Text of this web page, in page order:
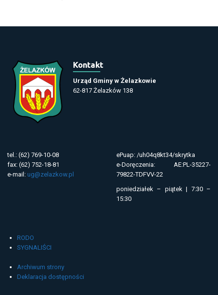
Kontakt
Urząd Gminy w Żelazkowie
62-817 Żelazków 138
tel.: (62) 769-10-08
fax: (62) 752-18-81
e-mail: ug@zelazkow.pl
ePuap: /uh04q8kt34/skrytka
e-Doręczenia: AE:PL-35227-
79822-TDFVV-22
poniedziałek – piątek | 7:30 –
15:30
RODO
SYGNALIŚCI
Archiwum strony
Deklaracja dostępności